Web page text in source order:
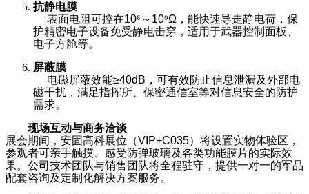
抗静电膜
表面电阻可控在10⁶ ～10⁹Ω ，能快速导走静电荷，保
护精密电子设备免受静电击穿，适用于武器控制面板、
电子方舱等。
屏蔽膜
电磁屏蔽效能≥40dB，可有效防止信息泄漏及外部电
磁干扰，满足指挥所、保密通信室等对信息安全的防护
需求。
现场互动与商务洽谈
展会期间，安固高科展位（VIP+C035）将设置实物体验区，
参观者可亲手触摸、感受防弹玻璃及各类功能膜片的实际效
果。公司技术团队与销售团队将全程驻守，提供一对一的军品
配套咨询及定制化解决方案服务。